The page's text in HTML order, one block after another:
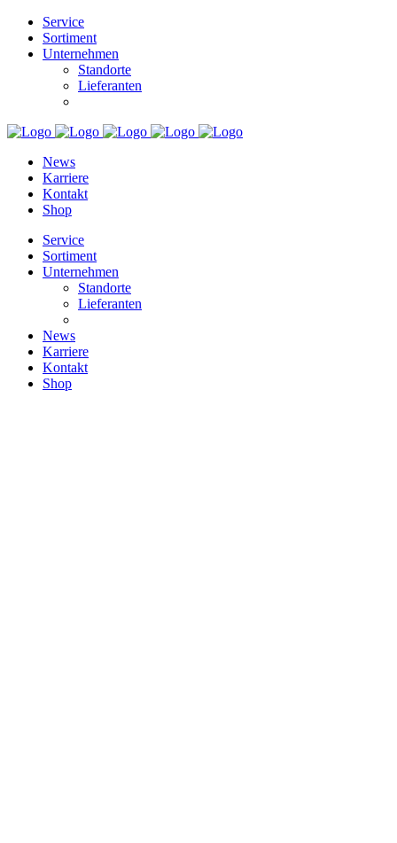
Service
Sortiment
Unternehmen
Standorte
Lieferanten
News
Karriere
Kontakt
Shop
Service
Sortiment
Unternehmen
Standorte
Lieferanten
News
Karriere
Kontakt
Shop